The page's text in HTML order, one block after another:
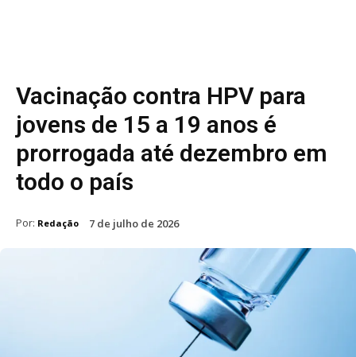
Vacinação contra HPV para
jovens de 15 a 19 anos é
prorrogada até dezembro em
todo o país
Por: Redação 7 de julho de 2026